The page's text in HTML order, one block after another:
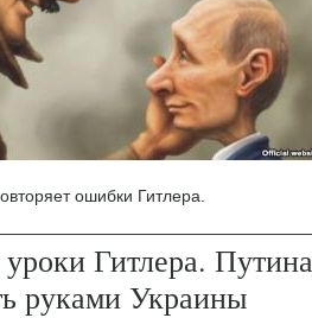
ошибки Гитлера.
Гитлера. Путина
руками Украины